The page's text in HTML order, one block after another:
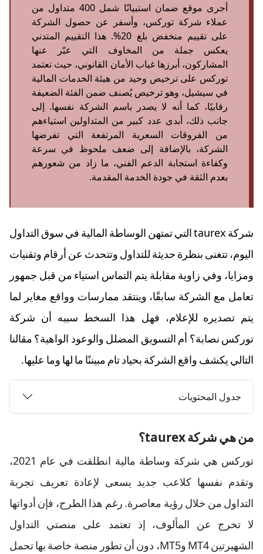
أجرى موقع ضمان استبيانًا شمل 400 متداول من
عملاء شركة توركس، وأسفر عن حصول الشركة
على تقييم منخفض بلغ 20%. هذا التقييم المتدني
يعكس جملة من المخاوف التي عبّر عنها
المشاركون، أبرزها غياب الأمان القانوني، حيث تعتمد
توركس على ترخيص وحيد من هيئة الخدمات المالية
في سيشيل، وهو ترخيص يُصنف ضمن الفئة الضعيفة
رقابيًا، كما أنه لا يصدر باسم الشركة نفسها. إلى
جانب ذلك، أبدى عدد كبير من المتداولين استياءهم
من الفروقات السعرية المرتفعة التي تفرضها
الشركة، بالإضافة إلى ضعف ملحوظ في سرعة
وكفاءة استجابة الدعم الفني، ما زاد من شعورهم
بعدم الثقة في جودة الخدمة المقدمة.
شركة taurex التي تمتهن الوساطة المالية في سوق التداول
اليوم، تتغنى بنظرة حديثة للتداول وتتحدث عن أرقام وتقنيات
ومزايا، وفي زاوية مقابلة يتم التماس استياء من قبل جمهور
تعامل مع الشركة سابقًا، وينتقد ممارسات وواقع مغاير لما
يتم تصديره للإعلام، فهل هذا السخط سببه أن شركة
توركس نصابة؟ أم التسويق المضلل والوعود الواهية؟ مقالنا
التالي يكشف واقع الشركة بحياد تام مبيننًا ما لها وما عليها.
جدول المحتويات
من هي شركة taurex؟
توركس هي شركة وساطة مالية انطلقت في عام 2021،
وتقدم نفسها كلاعب جديد يسعى لإعادة تعريف تجربة
التداول من خلال رؤية معاصرة. رغم هذا الطرح، فإن أدواتها
لا تخرج عن المألوف، إذ تعتمد على منصتي التداول
الشهيرتين MT4 وMT5، دون أن تطور منصة خاصة بها تحمل